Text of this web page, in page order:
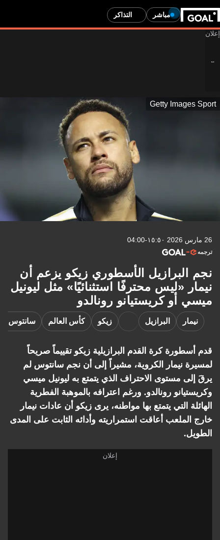
مباشر التذاكر
Getty Images Sport
26 مارس 2026 ١٥:٥٠-04:00
ترجمه
نجم البرازيل الأسطوري زيكو يزعم أن
نيمار «ليس محترفًا استثنائيًا» مثل ليونيل
ميسي أو كريستيانو رونالدو
نيمار البرازيل زيكو كأس العالم سانتوس
قدم أسطورة كرة القدم البرازيلية زيكو تقييماً صريحاً
لمسيرة نيمار الكروية، مشيراً إلى أن نجم سانتوس لم
يرقَ إلى مستوى الاحتراف الذي يتمتع به ليونيل ميسي
وكريستيانو رونالدو. ورغم اعترافه بالموهبة الفطرية
الهائلة التي يتمتع بها مواطنه، يرى زيكو أن عادات نيمار
خارج الملعب أعاقت استمراريته وأدائه الثابت على المدى
الطويل.